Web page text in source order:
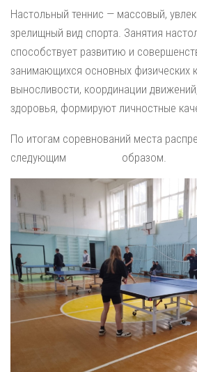
Настольный теннис — массовый,
зрелищный вид спорта. Занятия
способствует развитию и
занимающихся основных физических
выносливости, координации
здоровья, формируют личностные
По итогам соревнований места
следующим образом.